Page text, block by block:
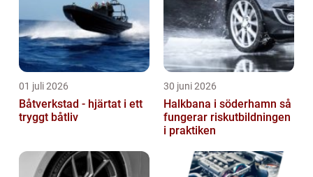
01 juli 2026
Båtverkstad - hjärtat i ett
tryggt båtliv
30 juni 2026
Halkbana i söderhamn så
fungerar riskutbildningen
i praktiken